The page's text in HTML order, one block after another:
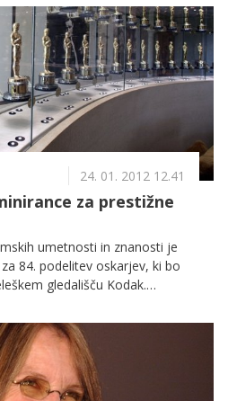
v enem slavnem na lestvici
celo zdravilo za migreno. Tu
24. 01. 2012 12.41
za prestižne
umetnosti in znanosti je
84. podelitev oskarjev, ki bo
gledališču Kodak.